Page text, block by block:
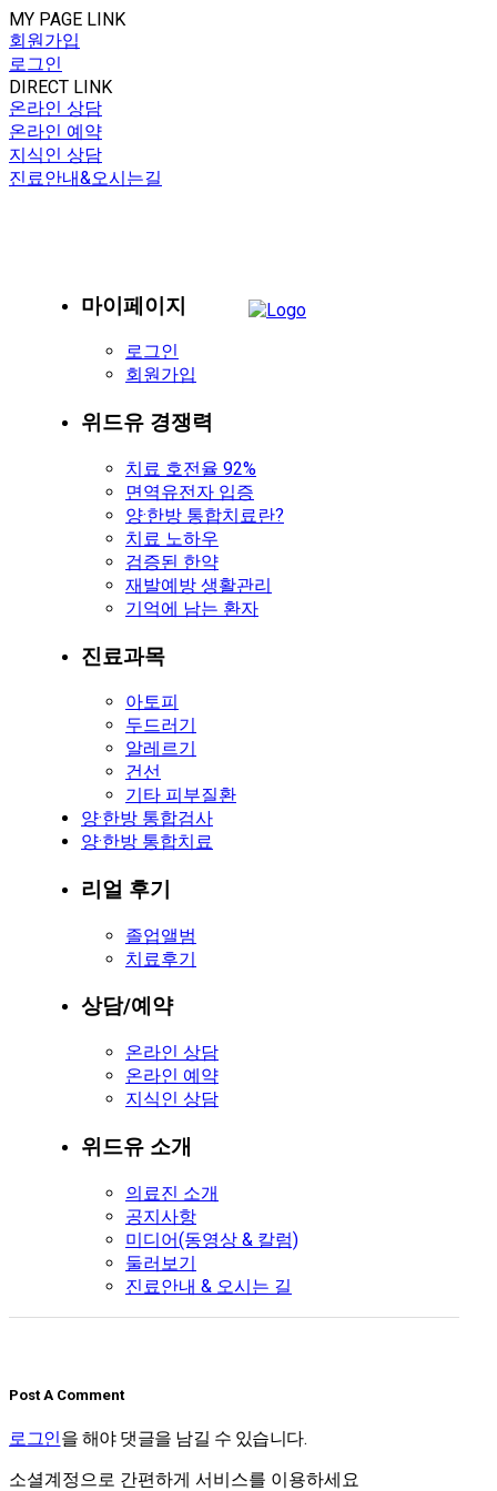
MY PAGE LINK
회원가입
로그인
DIRECT LINK
온라인 상담
온라인 예약
지식인 상담
진료안내&오시는길
마이페이지
로그인
회원가입
위드유 경쟁력
치료 호전율 92%
면역유전자 입증
양·한방 통합치료란?
치료 노하우
검증된 한약
재발예방 생활관리
기억에 남는 환자
진료과목
아토피
두드러기
알레르기
건선
기타 피부질환
양·한방 통합검사
양·한방 통합치료
리얼 후기
졸업앨범
치료후기
상담/예약
온라인 상담
온라인 예약
지식인 상담
위드유 소개
의료진 소개
공지사항
미디어(동영상 & 칼럼)
둘러보기
진료안내 & 오시는 길
Post A Comment
로그인을 해야 댓글을 남길 수 있습니다.
소셜계정으로 간편하게 서비스를 이용하세요